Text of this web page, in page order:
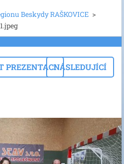
Beskydy RAŠKOVICE >
PREZENTACINÁSLEDUJÍCÍ